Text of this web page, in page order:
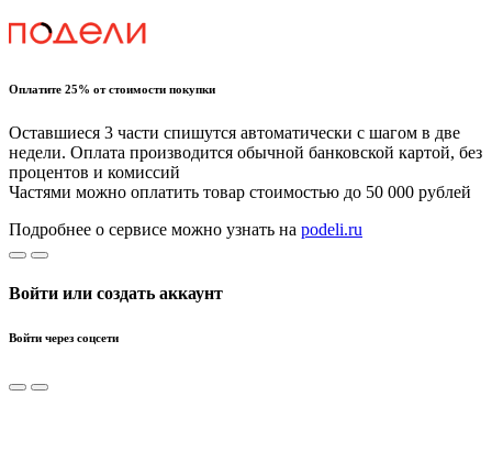
Оплатите 25% от стоимости покупки
Оставшиеся 3 части спишутся автоматически с шагом в две
недели. Оплата производится обычной банковской картой, без
процентов и комиссий
Частями можно оплатить товар стоимостью до 50 000 рублей
Подробнее о сервисе можно узнать на podeli.ru
Войти или создать аккаунт
Войти через соцсети